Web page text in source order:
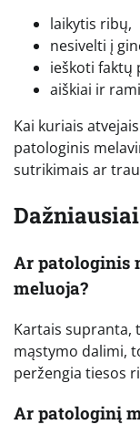
laikytis ribų,
nesivelti į
ieškoti faktų
aiškiai ir
Kai kuriais
patologinis
sutrikimais ar
Ar patologinis
meluoja?
Kartais supranta,
mąstymo dalimi,
peržengia tiesos
Ar patologinį